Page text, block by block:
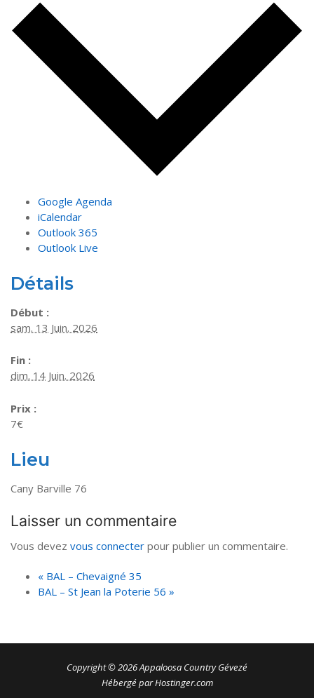
Google Agenda
iCalendar
Outlook 365
Outlook Live
Détails
Début :
sam. 13 Juin. 2026
Fin :
dim. 14 Juin. 2026
Prix :
7€
Lieu
Cany Barville 76
Laisser un commentaire
Vous devez vous connecter pour publier un commentaire.
« BAL – Chevaigné 35
BAL – St Jean la Poterie 56»
Copyright © 2026 Appaloosa Country Gévezé
Hébergé par Hostinger.com